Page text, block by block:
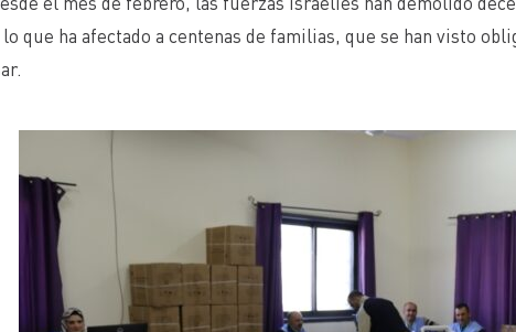
que ha afectado a centenas de familias, que se han visto